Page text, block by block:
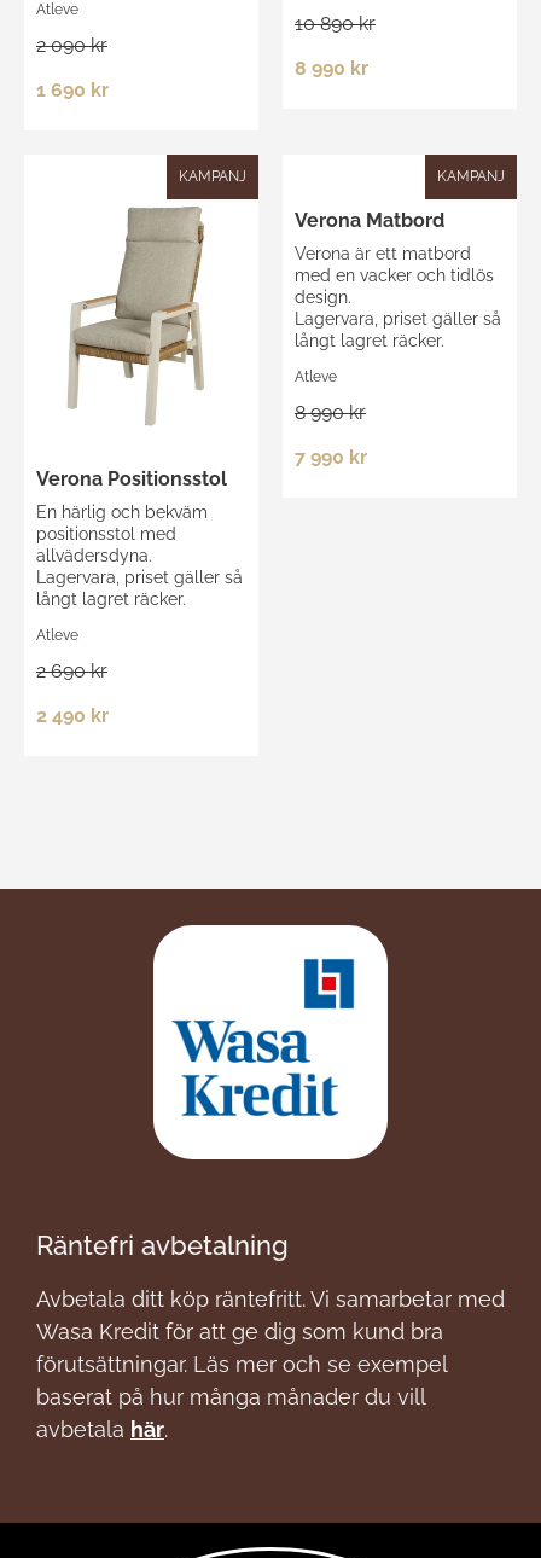
Atleve
2 090 kr
1 690 kr
10 890 kr
8 990 kr
KAMPANJ
Verona Positionsstol
En härlig och bekväm
positionsstol med
allvädersdyna.
Lagervara, priset gäller så
långt lagret räcker.
Atleve
2 690 kr
2 490 kr
KAMPANJ
Verona Matbord
Verona är ett matbord
med en vacker och tidlös
design.
Lagervara, priset gäller så
långt lagret räcker.
Atleve
8 990 kr
7 990 kr
Räntefri avbetalning
Avbetala ditt köp räntefritt. Vi samarbetar med
Wasa Kredit för att ge dig som kund bra
förutsättningar. Läs mer och se exempel
baserat på hur många månader du vill
avbetala här.